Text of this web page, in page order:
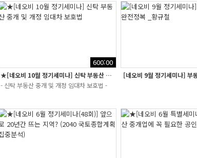
600:00
★[네오비 10월 정기세미나] 신탁 부동산 중개 및 개정 임대차 보호법
- 신탁 부동산 중개 및 개정 임대차 보호법 -